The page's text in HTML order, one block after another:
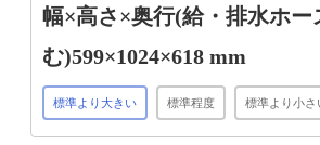
幅×高さ×奥行(給・排水ホー
む)599×1024×618 mm
標準より大きい 標準程度 標準より小さ